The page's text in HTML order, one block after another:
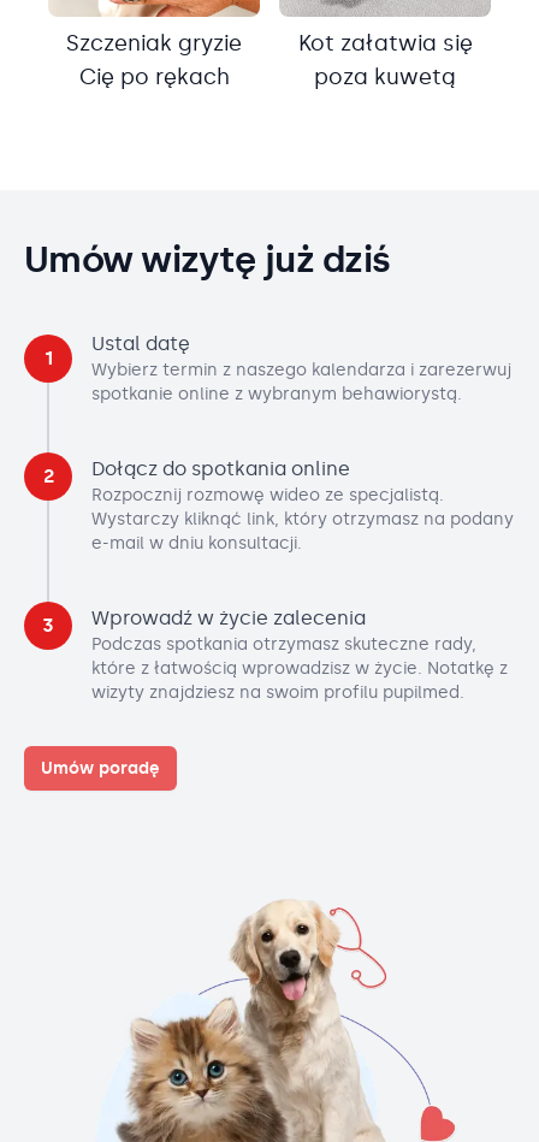
Szczeniak gryzie
Cię po rękach
Kot załatwia się
poza kuwetą
Umów wizytę już dziś
1
Ustal datę
Wybierz termin z naszego kalendarza i zarezerwuj
spotkanie online z wybranym behawiorystą.
2 Dołącz do spotkania online
Rozpocznij rozmowę wideo ze specjalistą.
Wystarczy kliknąć link, który otrzymasz na podany
e-mail w dniu konsultacji.
3 Wprowadź w życie zalecenia
Podczas spotkania otrzymasz skuteczne rady,
które z łatwością wprowadzisz w życie. Notatkę z
wizyty znajdziesz na swoim profilu pupilmed.
Umów poradę